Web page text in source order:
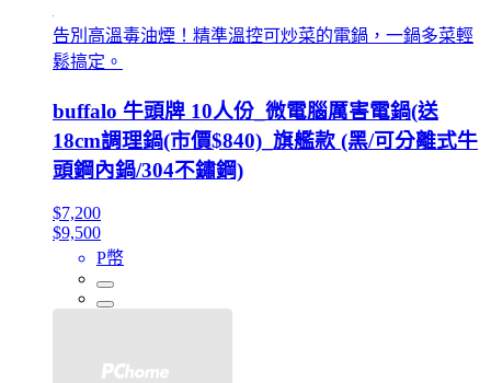
告別高溫毒油煙！精準溫控可炒菜的電鍋，一鍋多菜輕
鬆搞定。
buffalo 牛頭牌 10人份_微電腦厲害電鍋(送
18cm調理鍋(市價$840)_旗艦款 (黑/可分離式牛
頭鋼內鍋/304不鏽鋼)
$7,200
$9,500
P幣